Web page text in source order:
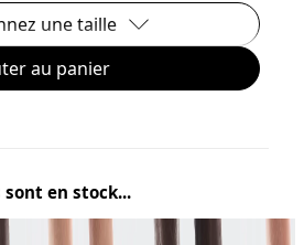
une taille
au panier
sont en stock...